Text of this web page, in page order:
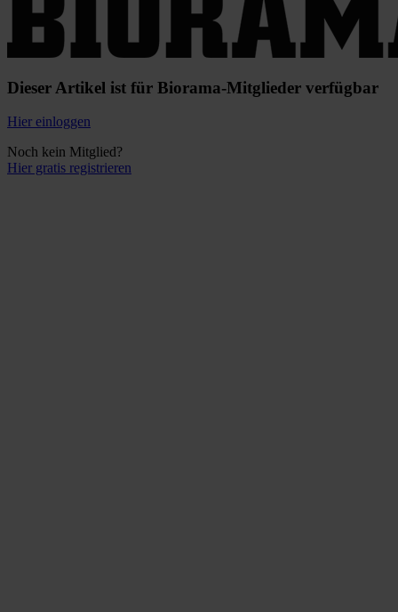
Dieser Artikel ist für Biorama-Mitglieder verfügbar
Hier einloggen
Noch kein Mitglied?
Hier gratis registrieren